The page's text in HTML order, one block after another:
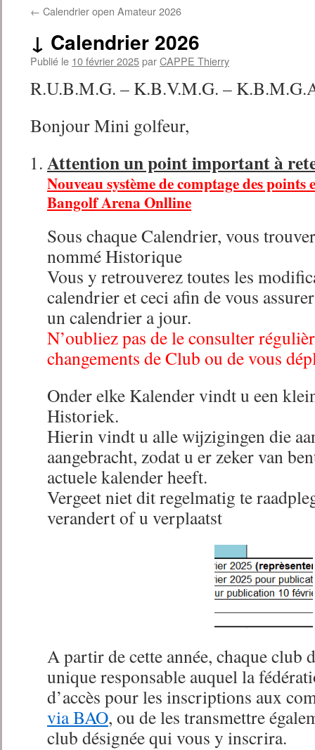
← Calendrier open Amateur 2026
↓ Calendrier 2026
Publié le 10 février 2025parCAPPE Thierry
R.U.B.M.G. – K.B.V.M.G. –
Bonjour Mini golfeur,
Attention un point important à
Nouveau système de comptage des
Bangolf Arena Onlline
Sous chaque Calendrier, vous
nommé Historique
Vous y retrouverez toutes les
calendrier et ceci afin de vous
un calendrier a jour.
N’oubliez pas de le consulter
changements de Club ou de vous
Onder elke Kalender vindt u een
Historiek.
Hierin vindt u alle wijzigingen die
aangebracht, zodat u er zeker van
actuele kalender heeft.
Vergeet niet dit regelmatig te
verandert of u verplaatst
A partir de cette année, chaque club
unique responsable auquel la
d’accès pour les inscriptions aux
via BAO, ou de les transmettre
club désignée qui vous y inscrira.